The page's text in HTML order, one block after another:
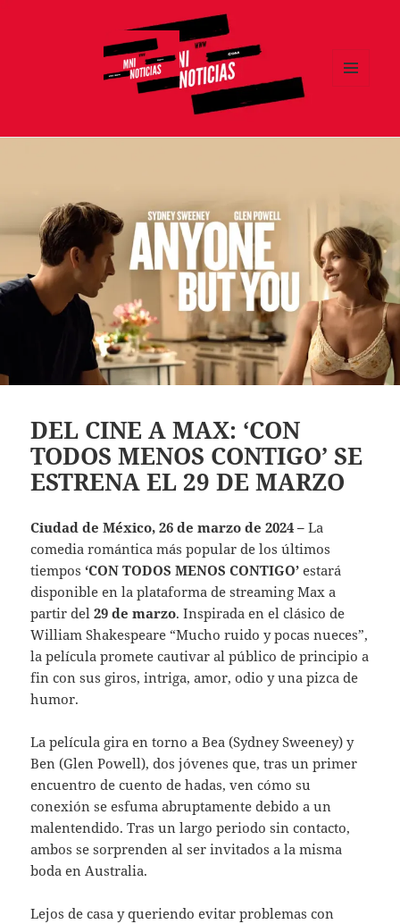
DEL CINE A MAX: ‘CON
TODOS MENOS CONTIGO’ SE
ESTRENA EL 29 DE MARZO
Ciudad de México, 26 de marzo de 2024 –La
comedia romántica más popular de los últimos
tiempos‘CON TODOS MENOS CONTIGO’estará
disponible en la plataforma de streaming Max a
partir del29 de marzo. Inspirada en el clásico de
William Shakespeare “Mucho ruido y pocas nueces”,
la película promete cautivar al público de principio a
fin con sus giros, intriga, amor, odio y una pizca de
humor.
La película gira en torno a Bea (Sydney Sweeney) y
Ben (Glen Powell), dos jóvenes que, tras un primer
encuentro de cuento de hadas, ven cómo su
conexión se esfuma abruptamente debido a un
malentendido. Tras un largo periodo sin contacto,
ambos se sorprenden al ser invitados a la misma
boda en Australia.
Lejos de casa y queriendo evitar problemas con